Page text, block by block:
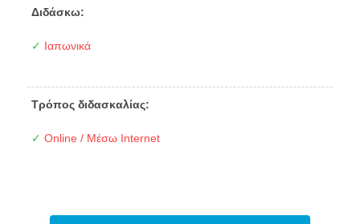
Διδάσκω:
✓ Ιαπωνικά
Τρόπος διδασκαλίας:
✓ Online / Μέσω Internet